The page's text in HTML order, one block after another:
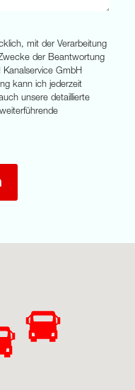
mit der Verarbeitung
der Beantwortung
Kanalservice GmbH
kann ich jederzeit
unsere detaillierte